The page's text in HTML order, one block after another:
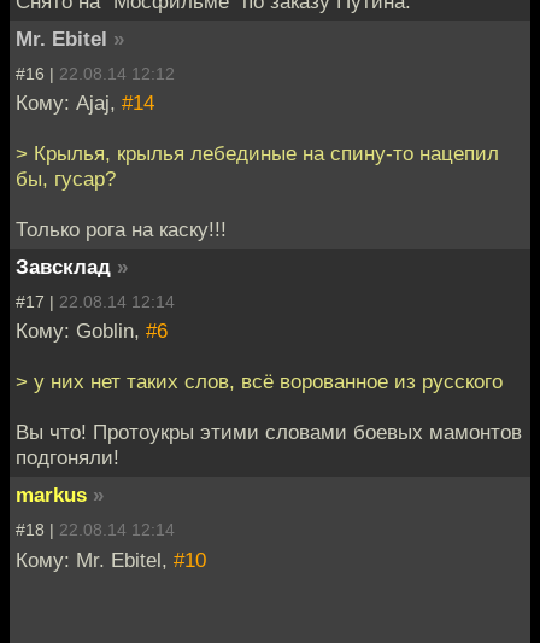
Mr. Ebitel »
#16 | 22.08.14 12:12
Кому: Ajaj, #14
> Крылья, крылья лебединые на спину-то нацепил
бы, гусар?
Только рога на каску!!!
Завсклад »
#17 | 22.08.14 12:14
Кому: Goblin, #6
> у них нет таких слов, всё ворованное из русского
Вы что! Протоукры этими словами боевых мамонтов
подгоняли!
markus »
#18 | 22.08.14 12:14
Кому: Mr. Ebitel, #10